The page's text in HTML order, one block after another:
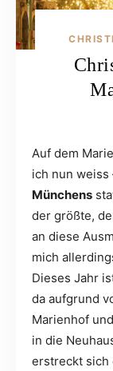
Auf dem
ich nun weiss
Münchens
der größte,
an diese
mich
Dieses Jahr
da aufgrund
Marienhof
in die
erstreckt sich